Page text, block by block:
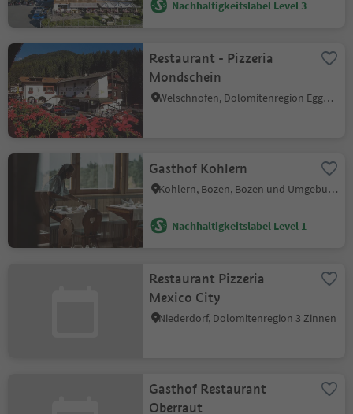
Nachhaltigkeitslabel Level 3
Restaurant - Pizzeria
Mondschein
Welschnofen, Dolomitenregion Eggental
Gasthof Kohlern
Kohlern, Bozen, Bozen und Umgebung
Nachhaltigkeitslabel Level 1
Restaurant Pizzeria
Mexico City
Niederdorf, Dolomitenregion 3 Zinnen
Gasthof Restaurant
Oberraut